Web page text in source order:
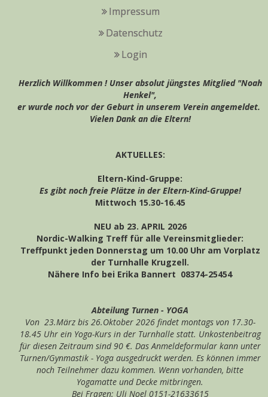
Impressum
Datenschutz
Login
Herzlich Willkommen ! Unser absolut jüngstes Mitglied "Noah
Henkel",
er wurde noch vor der Geburt in unserem Verein angemeldet.
Vielen Dank an die Eltern!
AKTUELLES:
Eltern-Kind-Gruppe:
Es gibt noch freie Plätze in der Eltern-Kind-Gruppe!
Mittwoch 15.30-16.45
NEU ab 23. APRIL 2026
Nordic-Walking Treff für alle Vereinsmitglieder:
Treffpunkt jeden Donnerstag um 10.00 Uhr am Vorplatz
der Turnhalle Krugzell.
Nähere Info bei Erika Bannert 08374-25454
Abteilung Turnen - YOGA
Von 23.März bis 26.Oktober 2026 findet montags von 17.30-
18.45 Uhr ein Yoga-Kurs in der Turnhalle statt. Unkostenbeitrag
für diesen Zeitraum sind 90 €. Das Anmeldeformular kann unter
Turnen/Gynmastik - Yoga ausgedruckt werden. Es können immer
noch Teilnehmer dazu kommen. Wenn vorhanden, bitte
Yogamatte und Decke mitbringen.
Bei Fragen: Uli Noel 0151-21633615